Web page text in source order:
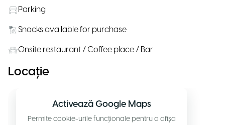
Parking
Snacks available for purchase
Onsite restaurant / Coffee place / Bar
Locație
Activează Google Maps
Permite cookie-urile funcționale pentru a afișa